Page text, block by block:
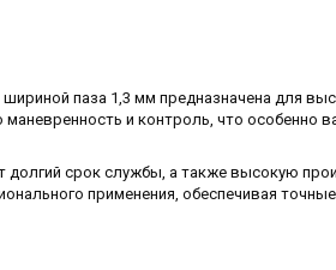
паза 1,3 мм предназначена для
и контроль, что особенно
долгий срок службы, а также высокую
применения, обеспечивая